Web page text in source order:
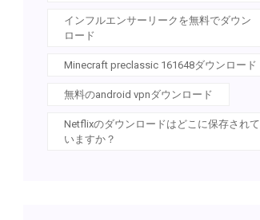
インフルエンサーリークを無料でダウン
ロード
Minecraft preclassic 161648ダウンロード
無料のandroid vpnダウンロード
Netflixのダウンロードはどこに保存されて
いますか？